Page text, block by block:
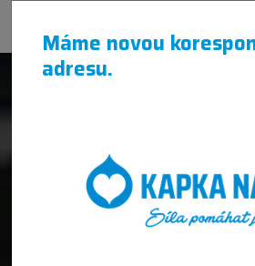
Máme novou
adresu.